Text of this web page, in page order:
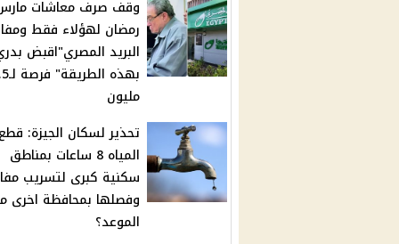
وقف صرف معاشات
رمضان لهؤلاء فقط
البريد المصري"اقبض
بهذه
مليون
تحذير لسكان الجيزة:
المياه 8 ساعات بمناطق
سكنية كبرى لتسريب
وفصلها بمحافظة اخرى
الموعد؟